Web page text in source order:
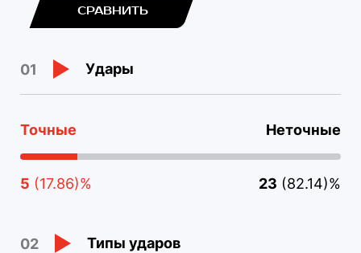
СРАВНИТЬ
01 Удары
Точные Неточные
5 (17.86)% 23 (82.14)%
02 Типы ударов